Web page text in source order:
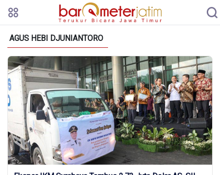
AGUS HEBI DJUNIANTORO